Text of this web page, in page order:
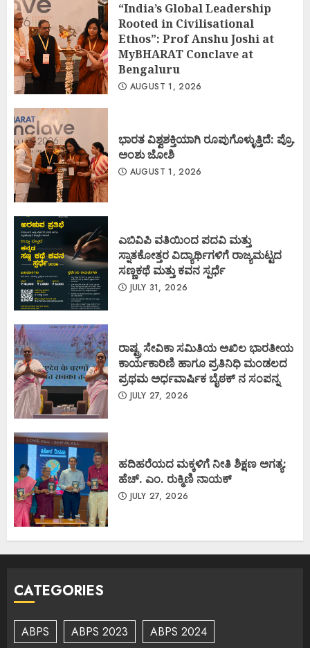
“India’s Global Leadership
Rooted in Civilisational
Ethos”: Prof Anshu Joshi at
MyBHARAT Conclave at
Bengaluru
AUGUST 1, 2026
ಭಾರತ ವಿಶ್ವಶಕ್ತಿಯಾಗಿ ರೂಪುಗೊಳ್ಳುತ್ತಿದೆ: ಪ್ರೊ.
ಅಂಶು ಜೋಶಿ
AUGUST 1, 2026
ಎಬಿವಿಪಿ ವತಿಯಿಂದ ಪದವಿ ಮತ್ತು
ಸ್ನಾತಕೋತ್ತರ ವಿದ್ಯಾರ್ಥಿಗಳಿಗೆ ರಾಜ್ಯಮಟ್ಟದ
ಸಣ್ಣಕಥೆ ಮತ್ತು ಕವನ ಸ್ಪರ್ಧೆ
JULY 31, 2026
ರಾಷ್ಟ್ರ ಸೇವಿಕಾ ಸಮಿತಿಯ ಅಖಿಲ ಭಾರತೀಯ
ಕಾರ್ಯಕಾರಿಣಿ ಹಾಗೂ ಪ್ರತಿನಿಧಿ ಮಂಡಲದ
ಪ್ರಥಮ ಅರ್ಧವಾರ್ಷಿಕ ಬೈಠಕ್ ನ ಸಂಪನ್ನ
JULY 27, 2026
ಹದಿಹರೆಯದ ಮಕ್ಕಳಿಗೆ ನೀತಿ ಶಿಕ್ಷಣ ಅಗತ್ಯ:
ಹೆಚ್. ಎಂ. ರುಕ್ಮಿಣಿ ನಾಯಕ್
JULY 27, 2026
CATEGORIES
ABPS ABPS 2023
ABPS 2024